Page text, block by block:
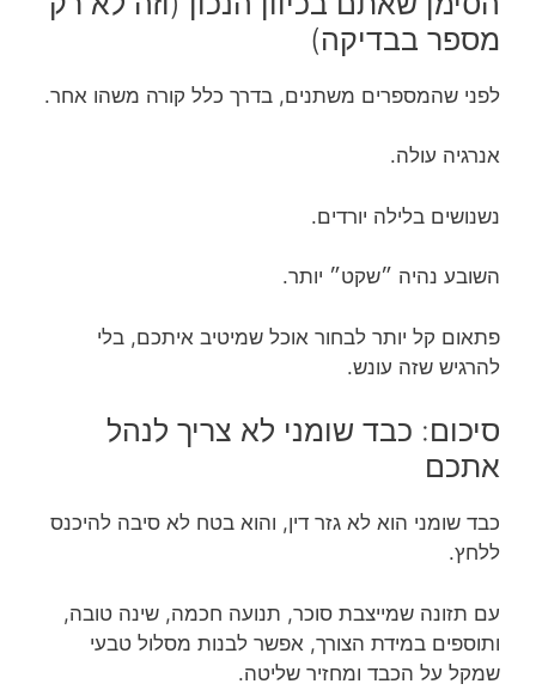
מספר בבדיקה)
לפני שהמספרים משתנים, בדרך כלל קורה משהו אחר.
אנרגיה עולה.
נשנושים בלילה יורדים.
השובע נהיה ״שקט״ יותר.
פתאום קל יותר לבחור אוכל שמיטיב איתכם, בלי
להרגיש שזה עונש.
סיכום: כבד שומני לא צריך לנהל
אתכם
כבד שומני הוא לא גזר דין, והוא בטח לא סיבה להיכנס
ללחץ.
עם תזונה שמייצבת סוכר, תנועה חכמה, שינה טובה,
ותוספים במידת הצורך, אפשר לבנות מסלול טבעי
שמקל על הכבד ומחזיר שליטה.